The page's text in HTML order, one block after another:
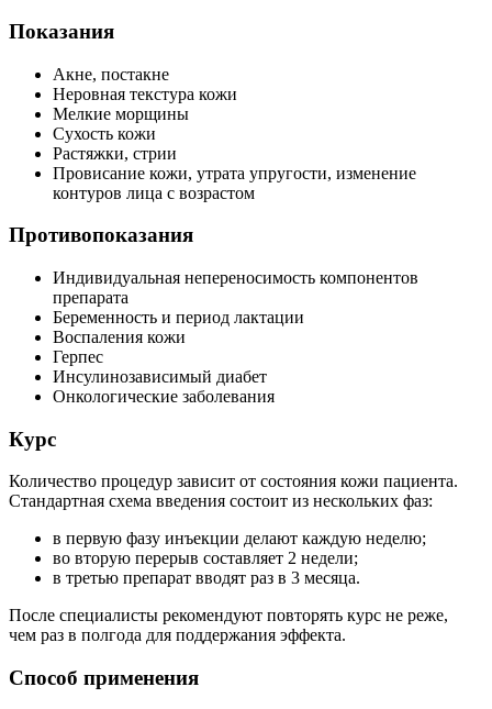
Показания
Акне, постакне
Неровная текстура кожи
Мелкие морщины
Сухость кожи
Растяжки, стрии
Провисание кожи, утрата упругости, изменение
контуров лица с возрастом
Противопоказания
Индивидуальная непереносимость компонентов
препарата
Беременность и период лактации
Воспаления кожи
Герпес
Инсулинозависимый диабет
Онкологические заболевания
Курс
Количество процедур зависит от состояния кожи пациента.
Стандартная схема введения состоит из нескольких фаз:
в первую фазу инъекции делают каждую неделю;
во вторую перерыв составляет 2 недели;
в третью препарат вводят раз в 3 месяца.
После специалисты рекомендуют повторять курс не реже,
чем раз в полгода для поддержания эффекта.
Способ применения